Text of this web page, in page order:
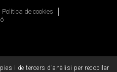
Política de cookies
i de tercers d'anàlisi per recopilar